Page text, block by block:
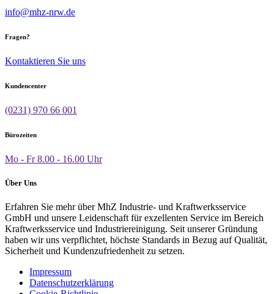
info@mhz-nrw.de
Fragen?
Kontaktieren Sie uns
Kundencenter
(0231) 970 66 001
Bürozeiten
Mo - Fr 8.00 - 16.00 Uhr
Über Uns
Erfahren Sie mehr über MhZ Industrie- und Kraftwerksservice
GmbH und unsere Leidenschaft für exzellenten Service im Bereich
Kraftwerksservice und Industriereinigung. Seit unserer Gründung
haben wir uns verpflichtet, höchste Standards in Bezug auf Qualität,
Sicherheit und Kundenzufriedenheit zu setzen.
Impressum
Datenschutzerklärung